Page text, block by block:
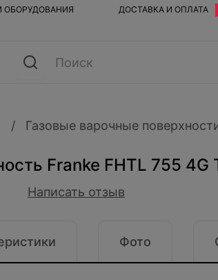
ОБОРУДОВАНИЯ ДОСТАВКА И ОПЛАТА
Газовые варочные
Franke FHTL 755
Написать отзыв
Фото